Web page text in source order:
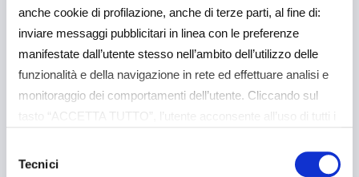
anche cookie di profilazione, anche di terze parti, al fine di:
inviare messaggi pubblicitari in linea con le preferenze
manifestate dall’utente stesso nell’ambito dell’utilizzo delle
funzionalità e della navigazione in rete ed effettuare analisi e
monitoraggio dei comportamenti dell’utente. Cliccando sul
tasto “ACCETTA TUTTO”, l’utente acconsente all’uso di tutti i
analitici. Il consenso è facoltativo e può essere revocato in
delTecnici